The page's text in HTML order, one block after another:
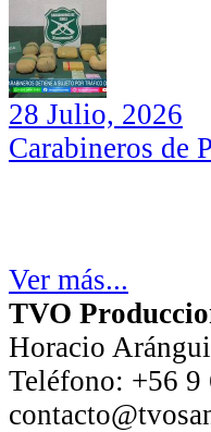
28 Julio, 2026
Carabineros de
Ver más...
TVO
Horacio
Teléfono: +56 9